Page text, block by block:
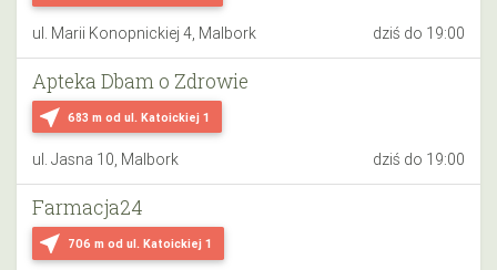
ul. Marii Konopnickiej 4, Malbork dziś do 19:00
near_me 683 m od ul. Katoickiej 1
Apteka Dbam o Zdrowie
ul. Jasna 10, Malbork dziś do 19:00
near_me 706 m od ul. Katoickiej 1
Farmacja24